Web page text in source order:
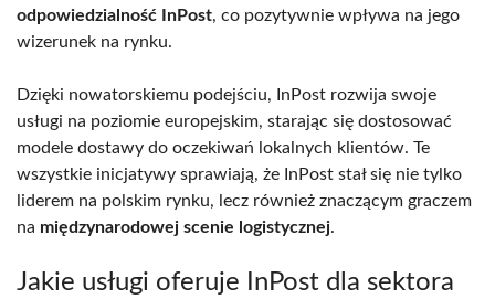
odpowiedzialność InPost, co pozytywnie wpływa na jego
wizerunek na rynku.
Dzięki nowatorskiemu podejściu, InPost rozwija swoje
usługi na poziomie europejskim, starając się dostosować
modele dostawy do oczekiwań lokalnych klientów. Te
wszystkie inicjatywy sprawiają, że InPost stał się nie tylko
liderem na polskim rynku, lecz również znaczącym graczem
na międzynarodowej scenie logistycznej.
Jakie usługi oferuje InPost dla sektora